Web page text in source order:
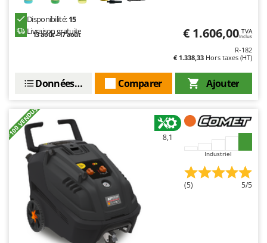
Vesco
Volpi
Weber
Wiper EcoRobot
Wolf Garten
Wortex
Worx
Yard Force
Zanon
Disponibilité:15
Livraison gratuite
13 août - 17 août € 1.606,00 TVA
Inclus
R-182
€ 1.338,33 Hors taxes (HT)
Ajouter
Comparer
Données techniques
+100 VENDUS 8,1
Industriel
(5) 5/5